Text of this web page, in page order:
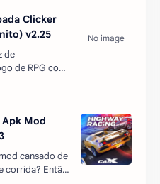
Clicker
v2.25
de
de RPG com
se juntou
jogadores
Apk Mod
cansado de
corrida? Então